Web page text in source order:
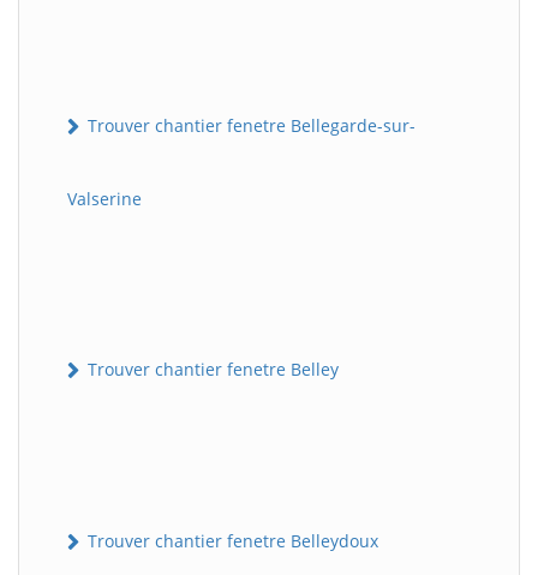
Trouver chantier fenetre Bellegarde-sur-
Valserine
Trouver chantier fenetre Belley
Trouver chantier fenetre Belleydoux